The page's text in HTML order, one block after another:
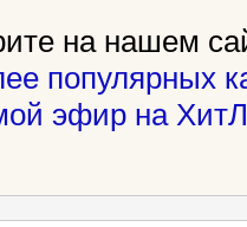
на нашем
популярных
эфир на